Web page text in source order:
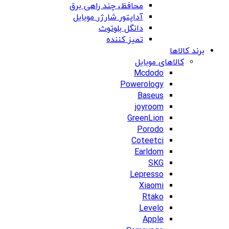
محافظ، چند راهی برق
آداپتور شارژر موبایل
دانگل بلوتوث
تمیز کننده
برند کالاها
کالاهای موبایل
Mcdodo
Powerology
Baseus
joyroom
GreenLion
Porodo
Coteetci
Earldom
SKG
Lepresso
Xiaomi
Rtako
Levelo
Apple